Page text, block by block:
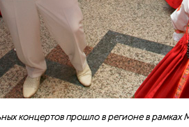
концертов прошло в регионе в